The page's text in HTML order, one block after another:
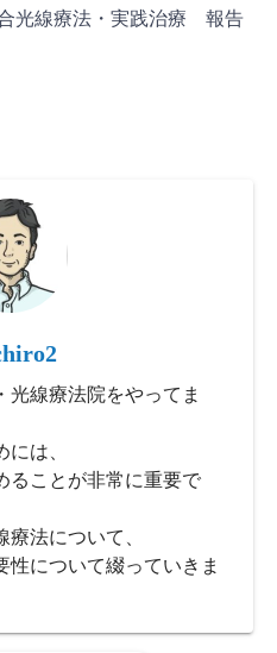
光線療法・実践治療 報告
光線療法院をやってま
は、
ることが非常に重要で
法について、
性について綴っていきま